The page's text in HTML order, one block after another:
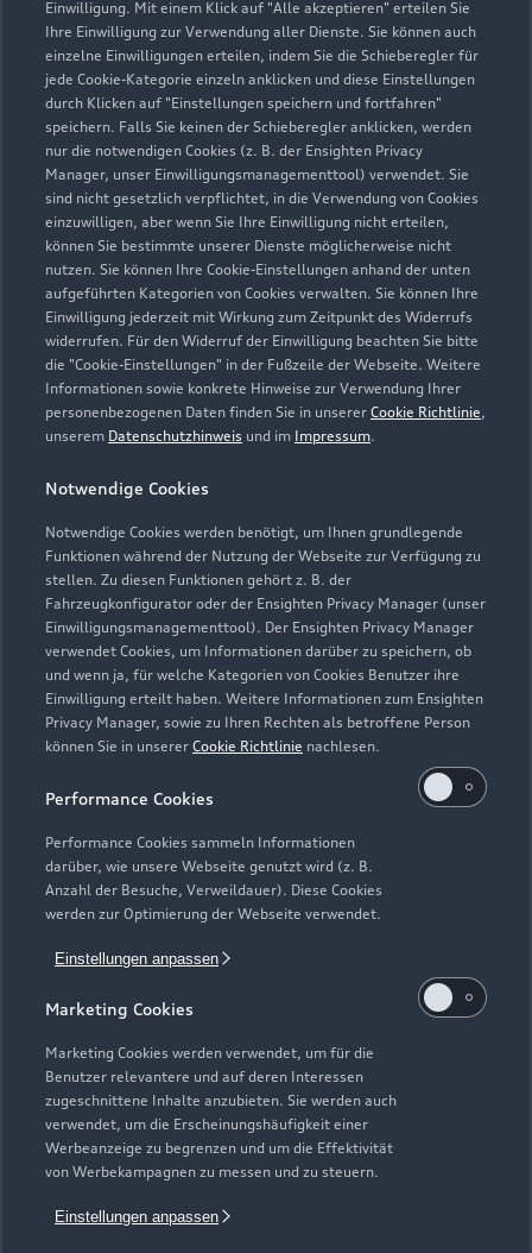
Einwilligung. Mit einem Klick auf "Alle akzeptieren" erteilen Sie
Ihre Einwilligung zur Verwendung aller Dienste. Sie können auch
einzelne Einwilligungen erteilen, indem Sie die Schieberegler für
jede Cookie-Kategorie einzeln anklicken und diese Einstellungen
durch Klicken auf "Einstellungen speichern und fortfahren"
speichern. Falls Sie keinen der Schieberegler anklicken, werden
nur die notwendigen Cookies (z. B. der Ensighten Privacy
Manager, unser Einwilligungsmanagementtool) verwendet. Sie
sind nicht gesetzlich verpflichtet, in die Verwendung von Cookies
einzuwilligen, aber wenn Sie Ihre Einwilligung nicht erteilen,
können Sie bestimmte unserer Dienste möglicherweise nicht
nutzen. Sie können Ihre Cookie-Einstellungen anhand der unten
aufgeführten Kategorien von Cookies verwalten. Sie können Ihre
Einwilligung jederzeit mit Wirkung zum Zeitpunkt des Widerrufs
widerrufen. Für den Widerruf der Einwilligung beachten Sie bitte
die "Cookie-Einstellungen" in der Fußzeile der Webseite. Weitere
Informationen sowie konkrete Hinweise zur Verwendung Ihrer
personenbezogenen Daten finden Sie in unserer Cookie Richtlinie,
unserem Datenschutzhinweis und im Impressum.
Notwendige Cookies
Notwendige Cookies werden benötigt, um Ihnen grundlegende
Funktionen während der Nutzung der Webseite zur Verfügung zu
stellen. Zu diesen Funktionen gehört z. B. der
Fahrzeugkonfigurator oder der Ensighten Privacy Manager (unser
Einwilligungsmanagementtool). Der Ensighten Privacy Manager
verwendet Cookies, um Informationen darüber zu speichern, ob
und wenn ja, für welche Kategorien von Cookies Benutzer ihre
Einwilligung erteilt haben. Weitere Informationen zum Ensighten
Privacy Manager, sowie zu Ihren Rechten als betroffene Person
können Sie in unserer Cookie Richtlinie nachlesen.
Performance Cookies
Performance Cookies sammeln Informationen
darüber, wie unsere Webseite genutzt wird (z. B.
Anzahl der Besuche, Verweildauer). Diese Cookies
werden zur Optimierung der Webseite verwendet.
Einstellungen anpassen
Marketing Cookies
Marketing Cookies werden verwendet, um für die
Benutzer relevantere und auf deren Interessen
zugeschnittene Inhalte anzubieten. Sie werden auch
verwendet, um die Erscheinungshäufigkeit einer
Werbeanzeige zu begrenzen und um die Effektivität
von Werbekampagnen zu messen und zu steuern.
Einstellungen anpassen
Geschlossen, öffnet am Montag 08:00
Service
Geschlossen,öffnet amMontag 08:00
Teile- & Zubehörverkauf
Geschlossen,öffnet amMontag 07:15
Kundendienst
Geschlossen,öffnet am Montag 07:30
Zur Reparatur
Zur Inspektion